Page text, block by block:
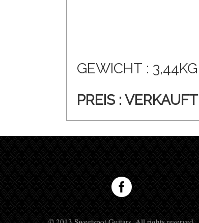
GEWICHT : 3,44KG
PREIS : VERKAUFT